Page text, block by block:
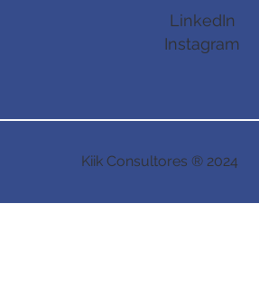
LinkedIn
Instagram
Kiik Consultores ® 2024